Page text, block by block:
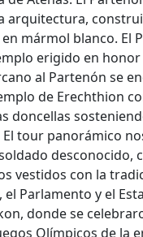
arquitectura,
mármol blanco. El
erigido en honor
al Partenón se
de Erechthion
doncellas
tour panorámico
desconocido,
vestidos con la
Parlamento y el
donde se
Olímpicos de la